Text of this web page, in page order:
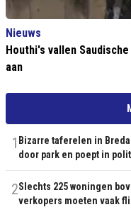
Nieuws
Houthi's vallen
aan
1 Bizarre taferelen in
door park en poept in
2Slechts 225 woningen
verkopers moeten vaak